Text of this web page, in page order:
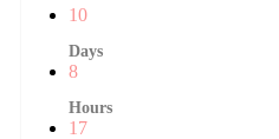
10
Days
8
Hours
17